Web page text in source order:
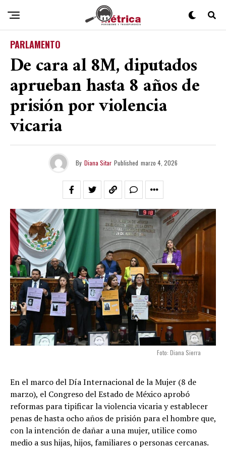
PARLAMENTO
De cara al 8M, diputados
aprueban hasta 8 años de
prisión por violencia
vicaria
By Diana Sitar Published marzo 4, 2026
Foto: Diana Sierra
En el marco del Día Internacional de la Mujer (8 de
marzo), el Congreso del Estado de México aprobó
reformas para tipificar la violencia vicaria y establecer
penas de hasta ocho años de prisión para el hombre que,
con la intención de dañar a una mujer, utilice como
medio a sus hijas, hijos, familiares o personas cercanas.